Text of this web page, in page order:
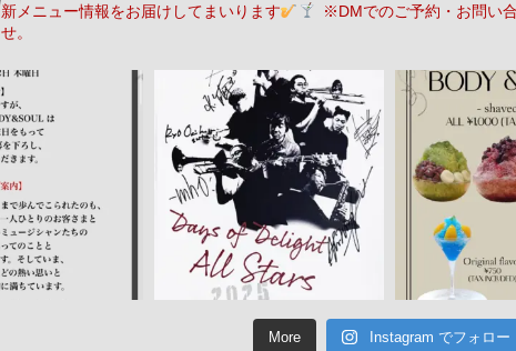
新メニュー情報をお届けしてまいります
※DMでのご予約・お問い
せ。
More Instagram でフォロー